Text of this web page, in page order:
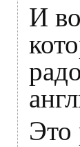
И
Это